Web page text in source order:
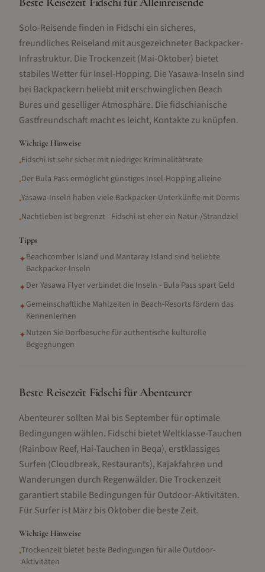
Solo-Reisende finden in Fidschi ein sicheres,
freundliches Reiseland mit ausgezeichneter Backpacker-
Infrastruktur. Die Trockenzeit (Mai-Oktober) bietet
stabiles Wetter für Insel-Hopping. Die Yasawa-Inseln sind
bei Backpackern beliebt mit erschwinglichen Beach
Bures und geselliger Atmosphäre. Die fidschianische
Gastfreundschaft macht es leicht, Kontakte zu knüpfen.
Wichtige Hinweise
•Fidschi ist sehr sicher mit niedriger Kriminalitätsrate
•Der Bula Pass ermöglicht günstiges Insel-Hopping alleine
•Yasawa-Inseln haben viele Backpacker-Unterkünfte mit Dorms
•Nachtleben ist begrenzt - Fidschi ist eher ein Natur-/Strandziel
Tipps
✦Beachcomber Island und Mantaray Island sind beliebte
Backpacker-Inseln
✦Der Yasawa Flyer verbindet die Inseln - Bula Pass spart Geld
✦Gemeinschaftliche Mahlzeiten in Beach-Resorts fördern das
Kennenlernen
✦Nutzen Sie Dorfbesuche für authentische kulturelle
Begegnungen
Beste Reisezeit Fidschi für Abenteurer
Abenteurer sollten Mai bis September für optimale
Bedingungen wählen. Fidschi bietet Weltklasse-Tauchen
(Rainbow Reef, Hai-Tauchen in Beqa), erstklassiges
Surfen (Cloudbreak, Restaurants), Kajakfahren und
Wanderungen durch Regenwälder. Die Trockenzeit
garantiert stabile Bedingungen für Outdoor-Aktivitäten.
Für Surfer ist März bis Oktober die beste Zeit.
Wichtige Hinweise
•Trockenzeit bietet beste Bedingungen für alle Outdoor-
Aktivitäten